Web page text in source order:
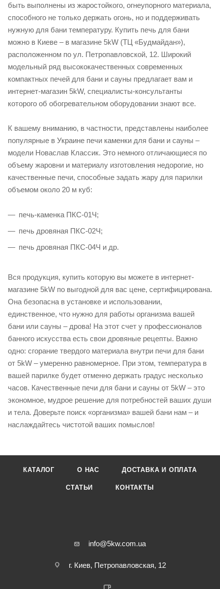
быть выполнены из жаростойкого, огнеупорного материала,
способного не только держать огонь, но и поддерживать
нужную для бани температуру. Купить печь для бани
можно в Киеве – в магазине 5kW (ТЦ «Будмайдан»),
расположенном по ул. Петропавловской, 12. Широкий
модельный ряд высококачественных современных
компактных печей для бани и сауны предлагает вам и
интернет-магазин 5kW, специалисты-консультанты
которого об обогревательном оборудовании знают все.
К вашему вниманию, в частности, представлены наиболее
популярные в Украине печи каменки для бани и сауны –
модели Новаслав Классик. Это немного отличающиеся по
объему жаровни и материалу изготовления недорогие, но
качественные печи, способные задать жару для парилки
объемом около 20 м куб:
печь-каменка ПКС-01Ч;
печь дровяная ПКС-02Ч;
печь дровяная ПКС-04Ч и др.
Вся продукция, купить которую вы можете в интернет-
магазине 5kW по выгодной для вас цене, сертифицирована.
Она безопасна в установке и использовании,
единственное, что нужно для работы организма вашей
бани или сауны – дрова! На этот счет у профессионалов
банного искусства есть свои дровяные рецепты. Важно
одно: сгорание твердого материала внутри печи для бани
от 5kW – умеренно равномерное. При этом, температура в
вашей парилке будет отменно держать градус несколько
часов. Качественные печи для бани и сауны от 5kW – это
экономное, мудрое решение для потребностей ваших души
и тела. Доверьте поиск «организма» вашей бани нам – и
наслаждайтесь чистотой ваших помыслов!
КАТАЛОГ О НАС ДОСТАВКА И ОПЛАТА
СТАТЬИ КОНТАКТЫ
info@5kw.com.ua
г. Киев, Петропавловская, 12